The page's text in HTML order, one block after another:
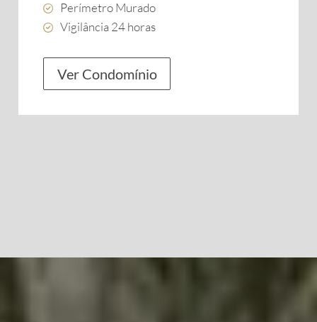
Perímetro Murado
Vigilância 24 horas
Ver Condomínio